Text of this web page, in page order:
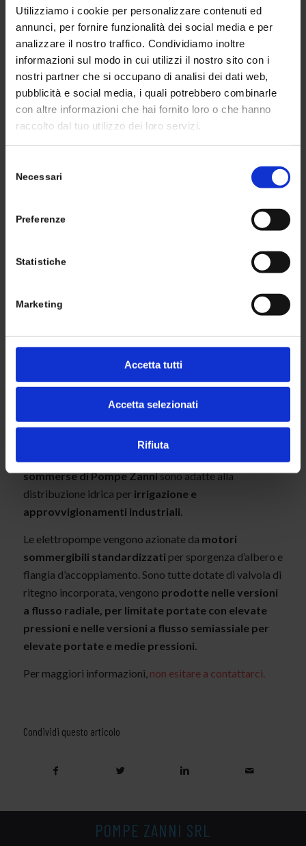
Utilizziamo i cookie per personalizzare contenuti ed
annunci, per fornire funzionalità dei social media e per
analizzare il nostro traffico. Condividiamo inoltre
informazioni sul modo in cui utilizzi il nostro sito con i
nostri partner che si occupano di analisi dei dati web,
pubblicità e social media, i quali potrebbero combinarle
con altre informazioni che hai fornito loro o che hanno
raccolto dal tuo utilizzo dei loro servizi.
delNecessari
Preferenze
Statistiche
Marketing
Accetta tutti
Accetta selezionati
Rifiuta
adescamento, il che consente di risparmiare inutili
perdite di tempo, costi e problemi.
Resistenza alla corrosione
Gli ingegneri utilizzano materiali resistenti alla
Le elettropompe sommerse sono facili da
solitamente 1 o 2 giorni. Inoltre, può funzionare senza
problemi per 15 anni, il che è un ulteriore vantaggio.
IL NUOVO CATALOGO DI POMPE
ZANNI
Pompe Zanni
presentare il nuovo
catalogo delle
elettropompe
sommerse
sommerse di Pompe Zannisono adatte alla
distribuzione idrica perirrigazione e
approvvigionamenti industriali.
Le elettropompe vengono azionate da motori
sommergibili standardizzati per sporgenza d’albero e
flangia d’accoppiamento. Sono tutte dotate di valvola di
ritegno incorporata, vengono prodotte nelle versioni
a flusso radiale, per limitate portate con elevate
pressioni e nelle versioni a flusso semiassiale per
elevate portate e medie pressioni.
Per maggiori informazioni, non esitare a contattarci.
Condividi questo articolo
POMPE ZANNI SRL